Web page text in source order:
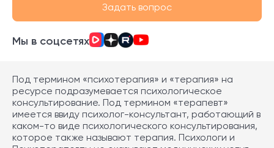
Задать вопрос
Мы в соцсетях
Под термином «психотерапия» и «терапия» на
ресурсе подразумевается психологическое
консультирование. Под термином «терапевт»
имеется ввиду психолог-консультант, работающий в
каком-то виде психологического консультирования,
которое также называют терапия. Психологи и